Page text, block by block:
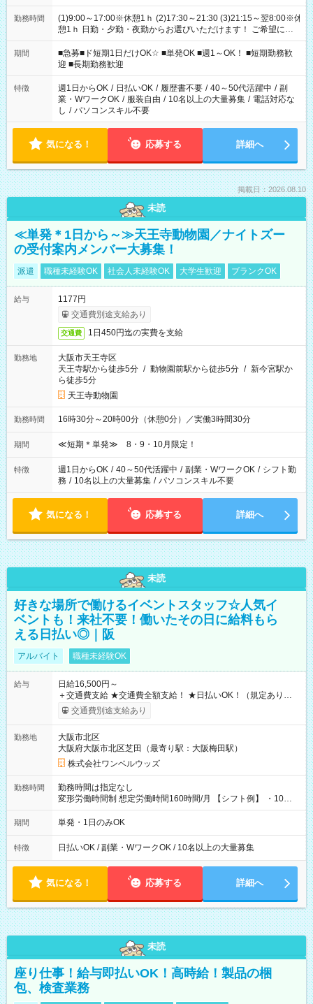
勤務時間
(1)9:00～17:00※休憩1ｈ (2)17:30～21:30 (3)21:15～翌8:00※休
憩1ｈ 日勤・夕勤・夜勤からお選びいただけます！ ご希望に合
わせて働けるお仕事です(*^^*) 【その他選べる勤務時間】 8-17
時/9-17時/9-18時/10-18時/11-21時/18-22時/20-翌4時/21-翌5
時/22-翌6時/0-翌8時 ご自身のご都合で選んで頂ける完全自由シ
フト！
期間
■急募■ド短期1日だけOK☆ ■単発OK ■週1～OK！ ■短期勤務歓
迎 ■長期勤務歓迎
特徴 週1日からOK / 日払いOK / 履歴書不要 / 40～50代活躍中 / 副
業・WワークOK / 服装自由 / 10名以上の大量募集 / 電話対応な
し / パソコンスキル不要
気になる！ 応募する 詳細へ
掲載日：2026.08.10
未読
≪単発＊1日から～≫天王寺動物園／ナイトズー
の受付案内メンバー大募集！
派遣 職種未経験OK 社会人未経験OK 大学生歓迎 ブランクOK
給与
1177円
交通費別途支給あり
交通費 1日450円迄の実費を支給
勤務地
大阪市天王寺区
天王寺駅から徒歩5分 / 動物園前駅から徒歩5分 / 新今宮駅か
ら徒歩5分
天王寺動物園
勤務時間 16時30分～20時00分（休憩0分）／実働3時間30分
期間 ≪短期＊単発≫ 8・9・10月限定！
特徴 週1日からOK / 40～50代活躍中 / 副業・WワークOK / シフト勤
務 / 10名以上の大量募集 / パソコンスキル不要
気になる！ 応募する 詳細へ
未読
好きな場所で働けるイベントスタッフ☆人気イ
ベントも！来社不要！働いたその日に給料もら
える日払い◎｜阪
アルバイト 職種未経験OK
給与
日給16,500円～
＋交通費支給 ★交通費全額支給！ ★日払いOK！（規定あり） ┗
働いたその日に現金GET♪ お仕事後はコンビニATMから 日払
交通費別途支給あり
勤務地
大阪市北区
大阪府大阪市北区芝田（最寄り駅：大阪梅田駅）
株式会社ワンベルウッズ
勤務時間
勤務時間は指定なし
変形労働時間制 想定労働時間160時間/月 【シフト例】 ・10：
00～20：00
期間 単発・1日のみOK
特徴 日払いOK / 副業・WワークOK / 10名以上の大量募集
気になる！ 応募する 詳細へ
未読
座り仕事！給与即払いOK！高時給！製品の梱
包、検査業務